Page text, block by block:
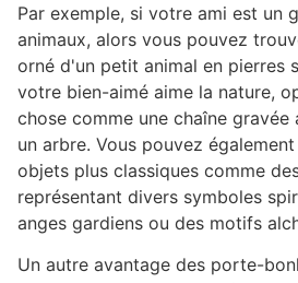
Par exemple, si votre ami est un
animaux, alors vous pouvez
orné d'un petit animal en pierres
votre bien-aimé aime la nature,
chose comme une chaîne gravée
un arbre. Vous pouvez
objets plus classiques comme
représentant divers symboles
anges gardiens ou des motifs
Un autre avantage des porte-